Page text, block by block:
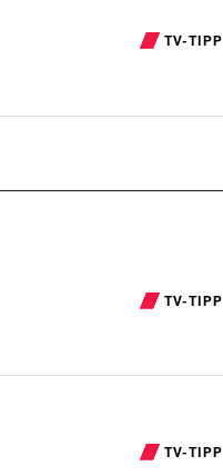
TV-TIPP
TV-TIPP
TV-TIPP